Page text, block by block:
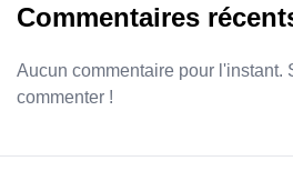
Commentaires
Aucun commentaire pour l'instant.
commenter !